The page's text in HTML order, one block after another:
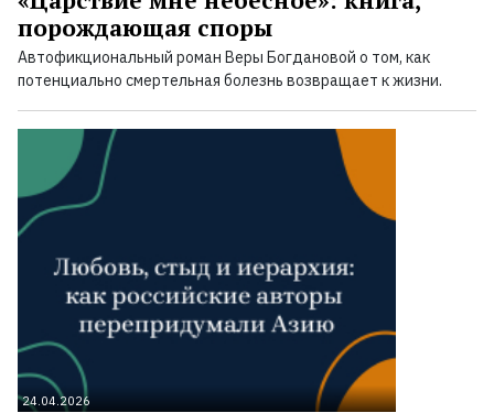
порождающая споры
Автофикциональный роман Веры Богдановой о том, как
потенциально смертельная болезнь возвращает к жизни.
24.04.2026